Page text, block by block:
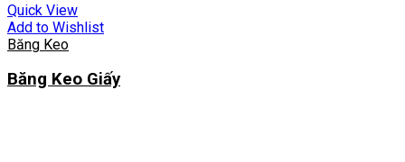
Quick View
Add to Wishlist
Băng Keo
Băng Keo Giấy